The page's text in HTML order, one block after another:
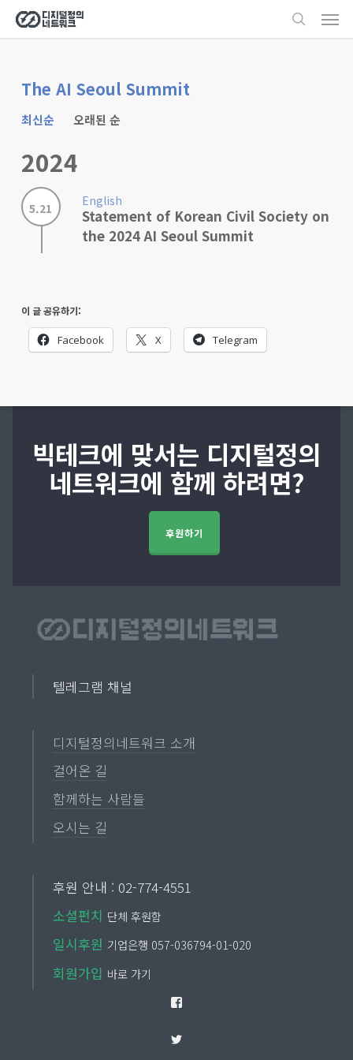
Skip
to
content
search
The AI Seoul Summit
최신순 오래된 순
2024
5.21 English
Statement of Korean Civil Society on
the 2024 AI Seoul Summit
이 글 공유하기:
Facebook X Telegram
빅테크에 맞서는 디지털정의
네트워크에 함께 하려면?
후원하기
텔레그램 채널
디지털정의네트워크 소개
걸어온 길
함께하는 사람들
오시는 길
후원 안내 : 02-774-4551
소셜펀치 단체 후원함
일시후원 기업은행 057-036794-01-020
회원가입 바로 가기
Facebook
Twitter